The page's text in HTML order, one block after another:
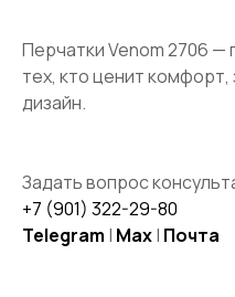
Перчатки Venom 2706
тех, кто ценит
дизайн.
Задать вопрос
+7 (901) 322-29-80
Telegram | Max| Почта
О КОМПАНИИ
ПРАЙД ЛАХТА
РЕКВИЗИТЫ
ПУБЛИЧНАЯ ОФЕРТА
ПОЛИТИКА